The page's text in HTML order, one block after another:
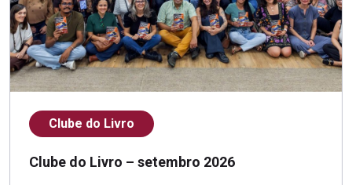
Clube do Livro
Clube do Livro – setembro 2026